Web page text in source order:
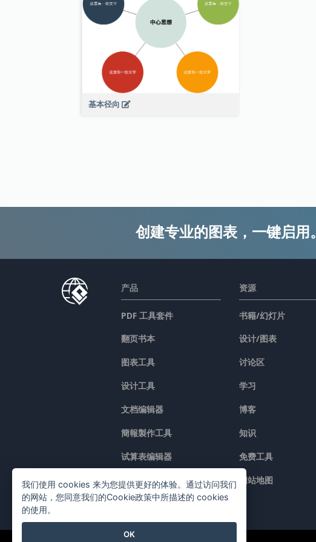
基本径向
创建专业的图表，一键启用。
产品
PDF 工具套件
翻页书本
图表工具
设计工具
文档编辑器
簡報製作工具
试算表编辑器
价格
资源
书籍/幻灯片
设计/图表
讨论区
学习
博客
知识
免费工具
网站地图
我们使用 cookies 来为您提供更好的体验。通过访问我们
的网站，您同意我们的Cookie政策中所描述的 cookies
的使用。
OK